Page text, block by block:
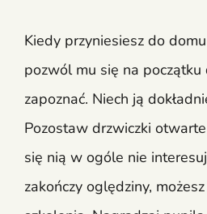
Kiedy przyniesiesz do
pozwól mu się na początku
zapoznać. Niech ją
Pozostaw drzwiczki
się nią w ogóle nie
zakończy oględziny,